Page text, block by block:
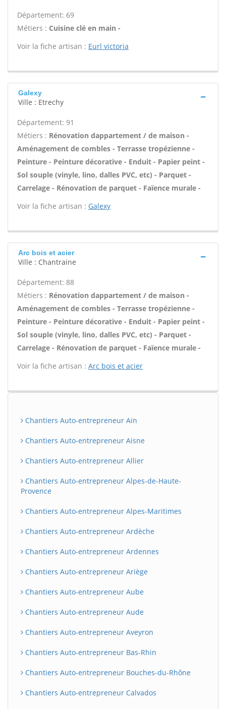
Département: 69
Métiers : Cuisine clé en main -
Voir la fiche artisan : Eurl victoria
Galexy
Ville : Etrechy
Département: 91
Métiers : Rénovation dappartement / de maison -
Aménagement de combles - Terrasse tropézienne -
Peinture - Peinture décorative - Enduit - Papier peint -
Sol souple (vinyle, lino, dalles PVC, etc) - Parquet -
Carrelage - Rénovation de parquet - Faïence murale -
Voir la fiche artisan : Galexy
Arc bois et acier
Ville : Chantraine
Département: 88
Métiers : Rénovation dappartement / de maison -
Aménagement de combles - Terrasse tropézienne -
Peinture - Peinture décorative - Enduit - Papier peint -
Sol souple (vinyle, lino, dalles PVC, etc) - Parquet -
Carrelage - Rénovation de parquet - Faïence murale -
Voir la fiche artisan : Arc bois et acier
Chantiers Auto-entrepreneur Ain
Chantiers Auto-entrepreneur Aisne
Chantiers Auto-entrepreneur Allier
Chantiers Auto-entrepreneur Alpes-de-Haute-
Provence
Chantiers Auto-entrepreneur Alpes-Maritimes
Chantiers Auto-entrepreneur Ardèche
Chantiers Auto-entrepreneur Ardennes
Chantiers Auto-entrepreneur Ariège
Chantiers Auto-entrepreneur Aube
Chantiers Auto-entrepreneur Aude
Chantiers Auto-entrepreneur Aveyron
Chantiers Auto-entrepreneur Bas-Rhin
Chantiers Auto-entrepreneur Bouches-du-Rhône
Chantiers Auto-entrepreneur Calvados